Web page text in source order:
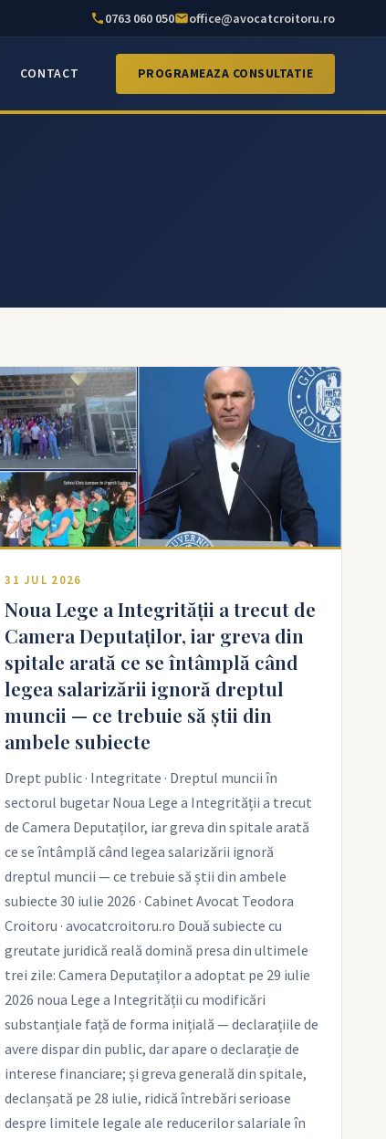
0763 060 050 office@avocatcroitoru.ro
CONTACT PROGRAMEAZA CONSULTATIE
31 JUL 2026
Noua Lege a Integrității a trecut de
Camera Deputaților, iar greva din
spitale arată ce se întâmplă când
legea salarizării ignoră dreptul
muncii — ce trebuie să știi din
ambele subiecte
Drept public · Integritate · Dreptul muncii în
sectorul bugetar Noua Lege a Integrității a trecut
de Camera Deputaților, iar greva din spitale arată
ce se întâmplă când legea salarizării ignoră
dreptul muncii — ce trebuie să știi din ambele
subiecte 30 iulie 2026 · Cabinet Avocat Teodora
Croitoru · avocatcroitoru.ro Două subiecte cu
greutate juridică reală domină presa din ultimele
trei zile: Camera Deputaților a adoptat pe 29 iulie
2026 noua Lege a Integrității cu modificări
substanțiale față de forma inițială — declarațiile de
avere dispar din public, dar apare o declarație de
interese financiare; și greva generală din spitale,
declanșată pe 28 iulie, ridică întrebări serioase
despre limitele legale ale reducerilor salariale în